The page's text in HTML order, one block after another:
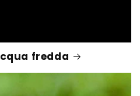
fredda